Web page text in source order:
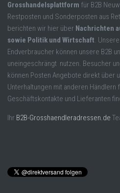
Grosshandelsplattform für B2B
Restposten und Sonderposten aus
berichten wir hier über Nachrichten
sowie Politik und Wirtschaft.
Endverbraucher können unsere B2B
uneingeschrängt nutzen. Besucher
können Posten Angebote direkt über
Unterhaltungen mit anderen Händlern
Geschäftskontakte und Lieferanten
Ihr B2B-Grosshaendleradressen.de